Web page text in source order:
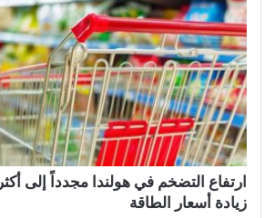
زيادة أسعار الطاقة